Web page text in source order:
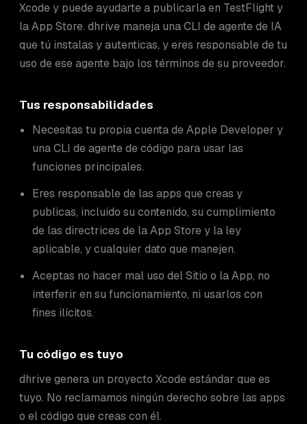
Xcode y puede ayudarte a publicarla en TestFlight y
la App Store. dhrive maneja una CLI de agente de IA
que tú instalas y autenticas, y eres responsable de tu
uso de ese agente bajo los términos de su proveedor.
Tus responsabilidades
Necesitas tu propia cuenta de Apple Developer y
una CLI de agente de código para usar las
funciones principales.
Eres responsable de las apps que creas y
publicas, incluido su contenido, su cumplimiento
de las directrices de la App Store y la ley
aplicable, y cualquier dato que manejen.
Aceptas no hacer mal uso del Sitio o la App, no
interferir en su funcionamiento, ni usarlos con
fines ilícitos.
Tu código es tuyo
dhrive genera un proyecto Xcode estándar que es
tuyo. No reclamamos ningún derecho sobre las apps
o el código que creas con él.